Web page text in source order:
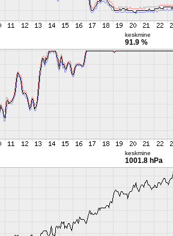
keskmine
91.9 %
keskmine
1001.8 hPa